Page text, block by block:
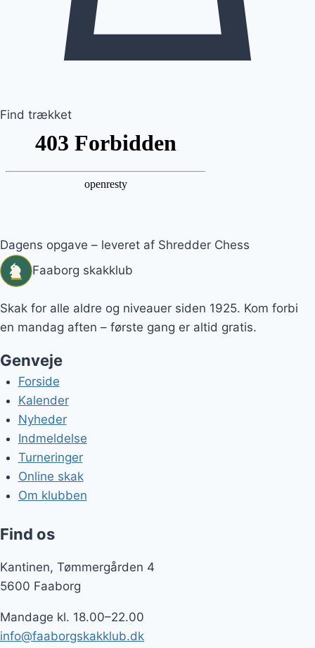
Find trækket
Dagens opgave – leveret af Shredder Chess
Faaborg skakklub
Skak for alle aldre og niveauer siden 1925. Kom forbi
en mandag aften – første gang er altid gratis.
Genveje
Forside
Kalender
Nyheder
Indmeldelse
Turneringer
Online skak
Om klubben
Find os
Kantinen, Tømmergården 4
5600 Faaborg
Mandage kl. 18.00–22.00
info@faaborgskakklub.dk